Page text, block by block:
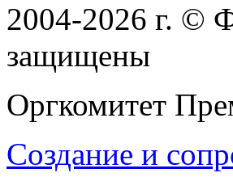
2004-2026 г. ©
защищены
Оргкомитет
Создание и